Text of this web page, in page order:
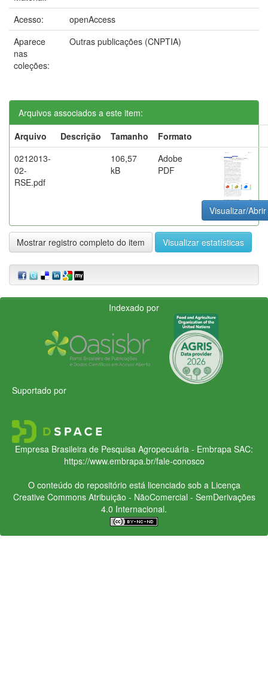
Acesso:
openAccess
Aparece
nas
coleções:
Outras publicações (CNPTIA)
Arquivos associados a este item:
Arquivo
Descrição Tamanho
Formato
0212013-
02-
RSE.pdf
106,57
kB
Adobe
PDF
Visualizar/Abrir
Mostrar registro completo do item Visualizar estatísticas
Indexado por
Suportado por
Empresa Brasileira de Pesquisa Agropecuária - Embrapa SAC:
https://www.embrapa.br/fale-conosco
O conteúdo do repositório está licenciado sob a Licença
Creative CommonsAtribuição - NãoComercial - SemDerivações
4.0 Internacional.